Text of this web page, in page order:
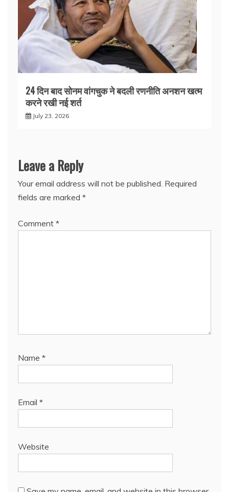
24 दिन बाद सोनम वांगचुक ने बदली रणनीति अनशन खत्म
करने रखी नई शर्त
July 23, 2026
Leave a Reply
Your email address will not be published. Required
fields are marked *
Comment *
Name *
Email *
Website